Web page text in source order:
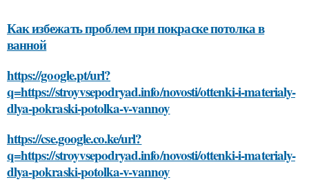
Как избежать проблем при покраске потолка в
ванной
https://google.pt/url?
q=https://stroyvsepodryad.info/novosti/ottenki-i-materialy-
dlya-pokraski-potolka-v-vannoy
https://cse.google.co.ke/url?
q=https://stroyvsepodryad.info/novosti/ottenki-i-materialy-
dlya-pokraski-potolka-v-vannoy